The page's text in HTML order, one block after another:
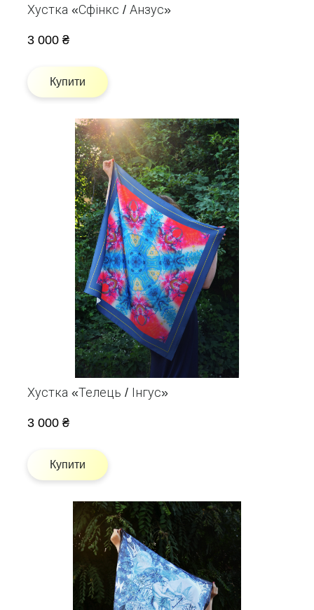
Хустка «Сфінкс / Анзус»
3 000 ₴
Купити
Хустка «Телець / Інгус»
3 000 ₴
Купити